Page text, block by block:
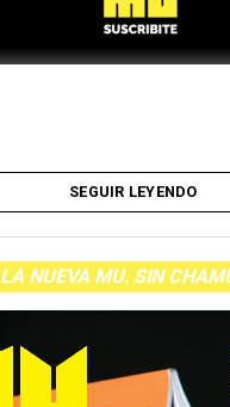
SEGUIR LEYENDO
LA NUEVA MU. SIN